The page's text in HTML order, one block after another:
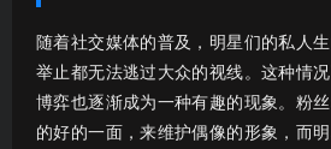
随着社交媒体的普及，明星们的私人
举止都无法逃过大众的视线。这种情
博弈也逐渐成为一种有趣的现象。粉
的好的一面，来维护偶像的形象，而